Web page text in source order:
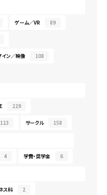
ゲーム／VR 89
イン／映像 108
229
123 サークル 158
4 学費・奨学金 6
ス科 2